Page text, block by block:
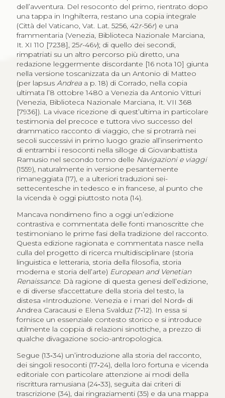
dell’avventura. Del resoconto del primo, rientrato dopo
una tappa in Inghilterra, restano una copia integrale
(Città del Vaticano, Vat. Lat. 5256, 42r-56r) e una
frammentaria (Venezia, Biblioteca Nazionale Marciana,
It. XI 110 [7238], 25r-46v); di quello dei secondi,
rimpatriati su un altro percorso più diretto, una
redazione leggermente discordante [16 nota 10] giunta
nella versione toscanizzata da un Antonio di Matteo
(per lapsus Andreaa p. 18) di Corrado, nella copia
ultimata l’8 ottobre 1480 a Venezia da Antonio Vitturi
(Venezia, Biblioteca Nazionale Marciana, It. VII 368
[7936]). La vivace ricezione di quest’ultima in particolare
testimonia del precoce e tuttora vivo successo del
drammatico racconto di viaggio, che si protrarrà nei
secoli successivi in primo luogo grazie all’inserimento
di entrambi i resoconti nella silloge di Giovanbattista
Ramusio nel secondo tomo delle Navigazioni e viaggi
(1559), naturalmente in versione pesantemente
rimaneggiata (17), e a ulteriori traduzioni sei-
settecentesche in tedesco e in francese, al punto che
la vicenda è oggi piuttosto nota (14).
Mancava nondimeno fino a oggi un’edizione
contrastiva e commentata delle fonti manoscritte che
testimoniano le prime fasi della tradizione del racconto.
Questa edizione ragionata e commentata nasce nella
culla del progetto di ricerca multidisciplinare (storia
linguistica e letteraria, storia della filosofia, storia
moderna e storia dell’arte) European and Venetian
Renaissance. Dà ragione di questa genesi dell’edizione,
e di diverse sfaccettature della storia del testo, la
distesa «Introduzione. Venezia e i mari del Nord» di
Andrea Caracausi e Elena Svalduz (7‑12). In essa si
fornisce un essenziale contesto storico e si introduce
utilmente la coppia di relazioni sinottiche, a prezzo di
qualche divagazione socio-antropologica.
Segue (13‑34) un’introduzione alla storia del racconto,
dei singoli resoconti (17‑24), della loro fortuna e vicenda
editoriale con particolare attenzione ai modi della
riscrittura ramusiana (24‑33), seguita dai criteri di
trascrizione (34), dai ringraziamenti (35) e da una mappa